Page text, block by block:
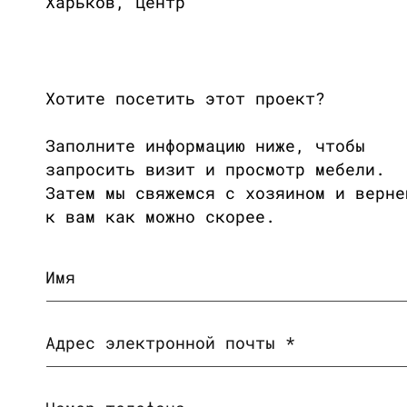
Хотите посетить этот проект?
Заполните информацию ниже, чтобы
запросить визит и просмотр мебели.
Затем мы свяжемся с хозяином и
к вам как можно скорее.
Имя
Адрес электронной почты *